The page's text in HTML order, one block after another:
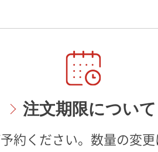
注文期限について
約ください。数量の変